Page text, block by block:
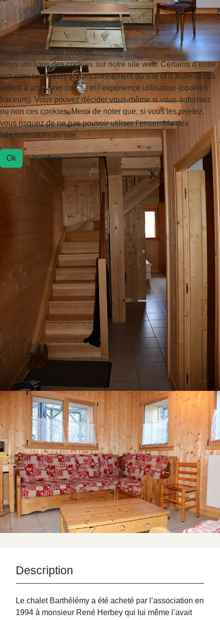
Description
Le chalet Barthélémy a été acheté par l’association en
1994 à monsieur René Herbey qui lui même l’avait
Nous utilisons des cookies
Nous utilisons des cookies sur notre site web. Certains d’entre
eux sont essentiels au fonctionnement du site et d’autres nous
aident à améliorer ce site et l’expérience utilisateur (cookies
traceurs). Vous pouvez décider vous-même si vous autorisez
ou non ces cookies. Merci de noter que, si vous les rejetez,
vous risquez de ne pas pouvoir utiliser l’ensemble des
fonctionnalités du site.
Ok Je refuse